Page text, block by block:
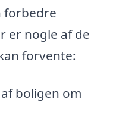
forbedre
er nogle af de
forvente:
boligen om